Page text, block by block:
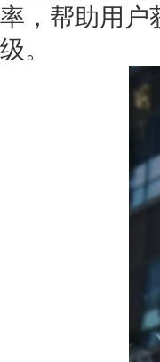
率，帮助用户
级。